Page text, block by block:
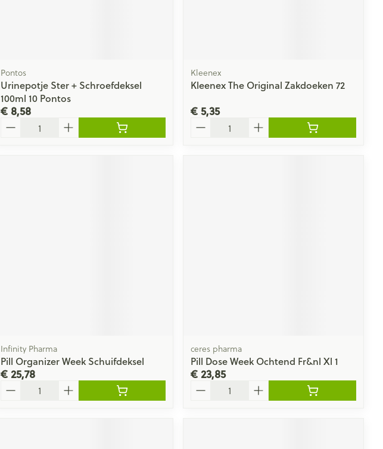
Pontos
Urinepotje Ster + Schroefdeksel
100ml 10 Pontos
€ 8,58
Kleenex
Kleenex The Original Zakdoeken 72
€ 5,35
Infinity Pharma
Pill Organizer Week Schuifdeksel
€ 25,78
ceres pharma
Pill Dose Week Ochtend Fr&nl Xl 1
€ 23,85